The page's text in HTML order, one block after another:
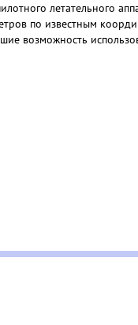
летательного
по известным
возможность